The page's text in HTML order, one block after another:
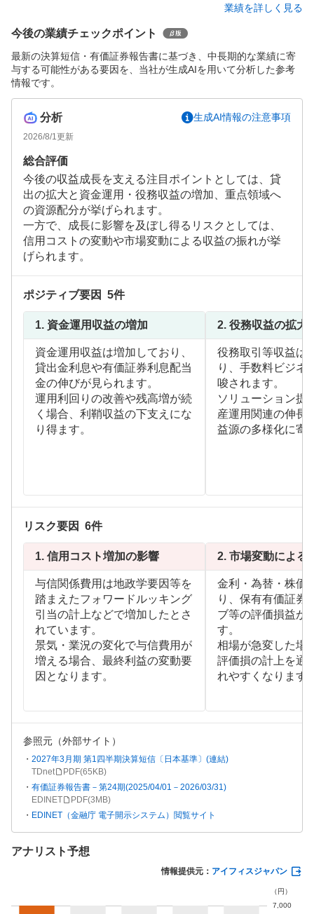
業績を詳しく見る
今後の業績チェックポイント
最新の決算短信・有価証券報告書に基づき、中長期的な業績に寄
与する可能性がある要因を、当社が生成AIを用いて分析した参考
情報です。
分析 生成AI情報の注意事項
2026/8/1更新
総合評価
今後の収益成長を支える注目ポイントとしては、貸
出の拡大と資金運用・役務収益の増加、重点領域へ
の資源配分が挙げられます。
一方で、成長に影響を及ぼし得るリスクとしては、
信用コストの変動や市場変動による収益の振れが挙
げられます。
ポジティブ要因 5件
1. 資金運用収益の増加
資金運用収益は増加しており、
貸出金利息や有価証券利息配当
金の伸びが見られます。
運用利回りの改善や残高増が続
く場合、利鞘収益の下支えにな
り得ます。
2. 役務収益の拡大
役務取引等収益は
り、手数料ビジネ
唆されます。
ソリューション提
産運用関連の伸長
益源の多様化に寄
リスク要因 6件
1. 信用コスト増加の影響
与信関係費用は地政学要因等を
踏まえたフォワードルッキング
引当の計上などで増加したとさ
れています。
景気・業況の変化で与信費用が
増える場合、最終利益の変動要
因となります。
2. 市場変動による
金利・為替・株価
り、保有有価証券
ブ等の評価損益が
す。
相場が急変した場
評価損の計上を通
れやすくなります
参照元（外部サイト）
2027年3月期 第1四半期決算短信〔日本基準〕(連結)
TDnet
PDF(65KB)
有価証券報告書－第24期(2025/04/01－2026/03/31)
EDINET
PDF(3MB)
EDINET（金融庁 電子開示システム）閲覧サイト
アナリスト予想
情報提供元： アイフィスジャパン